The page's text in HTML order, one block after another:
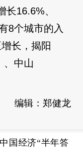
16.6%、
8个城市的入
长，揭阳
、中山
编辑：郑健龙